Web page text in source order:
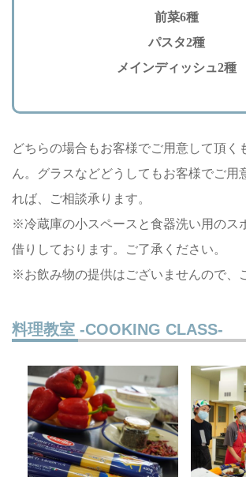
前菜6種
パスタ2種
メインディッシュ2種
どちらの場合もお客様でご用意して頂く
ん。グラスなどどうしてもお客様でご用
れば、ご相談承ります。
※冷蔵庫の小スペースと食器洗い用のス
借りしております。ご了承ください。
※お飲み物の提供はございませんので、
料理教室 -COOKING CLASS-